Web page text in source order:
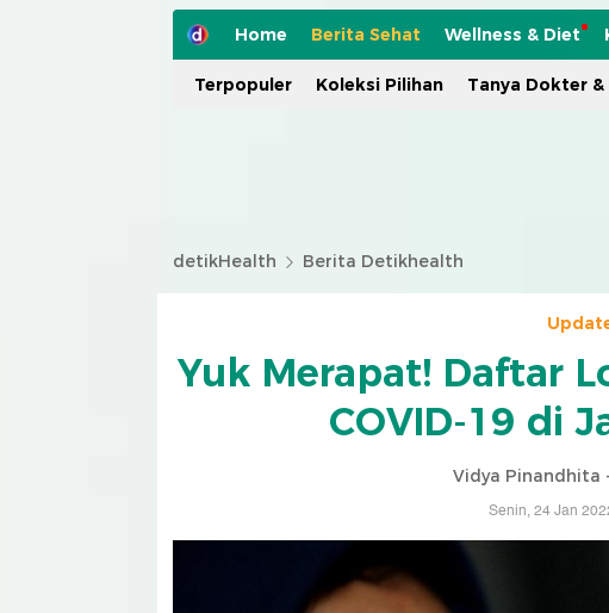
Home Berita Sehat Wellness & Diet
Terpopuler Koleksi Pilihan Tanya Dokter &
detikHealth Berita Detikhealth
Yuk Merapat! Daftar
COVID-19 di
Vidya Pinandhita -
Senin, 24 Jan